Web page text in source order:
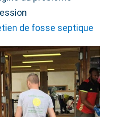
de fosse septique